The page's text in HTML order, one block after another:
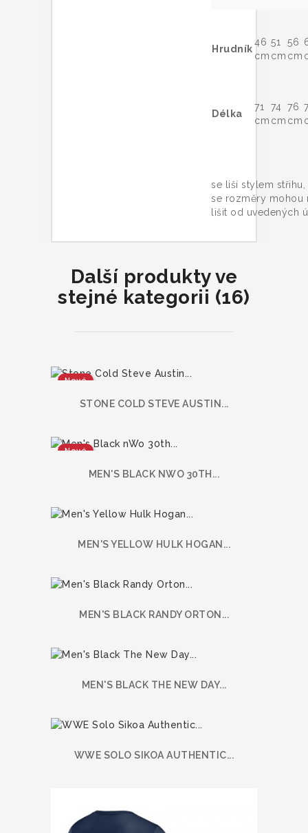
Hrudník
46
cm
51
cm
56
cm
Délka
71
cm
74
cm
76
cm
se liší stylem
se rozměry mohou
lišit od uvedených
Další produkty ve
stejné kategorii (16)
Nové
STONE COLD STEVE AUSTIN...
Nové
MEN'S BLACK NWO 30TH...
MEN'S YELLOW HULK HOGAN...
MEN'S BLACK RANDY ORTON...
MEN'S BLACK THE NEW DAY...
WWE SOLO SIKOA AUTHENTIC...